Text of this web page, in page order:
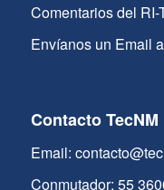
Comentarios del RI-
Envíanos un Email
Contacto TecNM
Email:
Conmutador: 55